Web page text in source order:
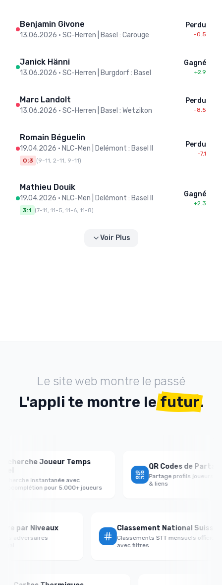
Benjamin Givone
13.06.2026 • SC-Herren | Basel : Carouge
Perdu
-0.5
Janick Hänni
13.06.2026 • SC-Herren | Burgdorf : Basel
Gagné
+2.9
Marc Landolt
13.06.2026 • SC-Herren | Basel : Wetzikon
Perdu
-8.5
Romain Béguelin
19.04.2026 • NLC-Men | Delémont : Basel II
0:3 (9-11, 2-11, 9-11)
Perdu
-7.1
Mathieu Douik
19.04.2026 • NLC-Men | Delémont : Basel II
3:1 (7-11, 11-5, 11-6, 11-8)
Gagné
+2.3
Voir Plus
Le site web montre le passé
L'appli te montre lefutur.
Joueur Temps
instantanée avec
pour 5.000+ joueurs
QR Codes de Partage
Partage profils joueurs avec QR
& liens
Victoire par Niveaux
vs adversaires
Classement National
Classements STT mensuels
avec filtres